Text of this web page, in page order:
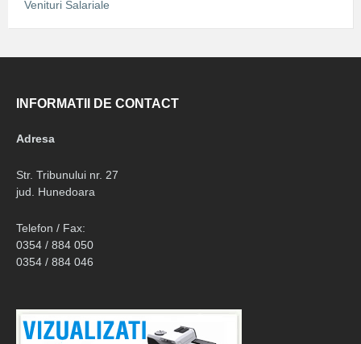
Venituri Salariale
INFORMATII DE CONTACT
Adresa
Str. Tribunului nr. 27
jud. Hunedoara
Telefon / Fax:
0354 / 884 050
0354 / 884 046